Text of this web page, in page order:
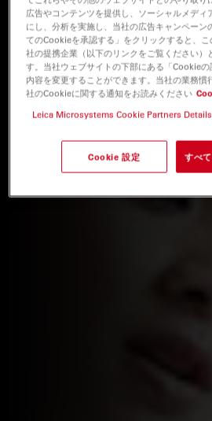
広告やコンテンツを提供し、ソーシャルメディ
にし、分析を実施し、当社の広告キャンペーン
てのCookieを承認する」をクリックすると、
社の提携企業（以下のリンクをご覧ください）
す。当社ウェブサイトの下部にある「Cookie
内容を変更することができます。当社の業務慣
社のCookieに関する通知をお読みください
Leica Microsystems Cookie Partners Details
Cookie 設定 すべ